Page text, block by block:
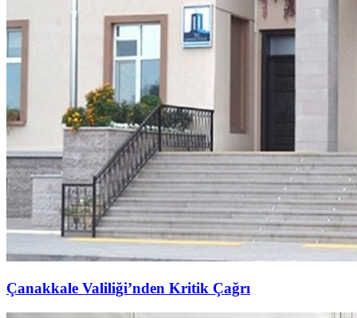
Çanakkale Valiliği’nden Kritik Çağrı